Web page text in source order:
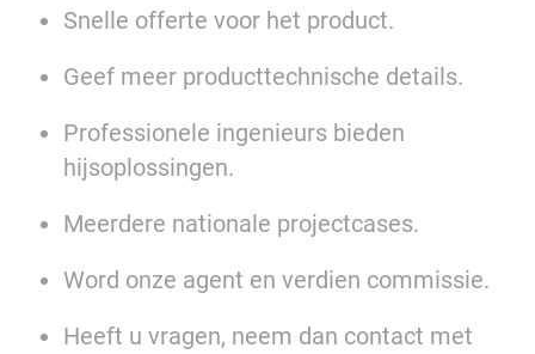
Snelle offerte voor het product.
Geef meer producttechnische details.
Professionele ingenieurs bieden
hijsoplossingen.
Meerdere nationale projectcases.
Word onze agent en verdien commissie.
Heeft u vragen, neem dan contact met